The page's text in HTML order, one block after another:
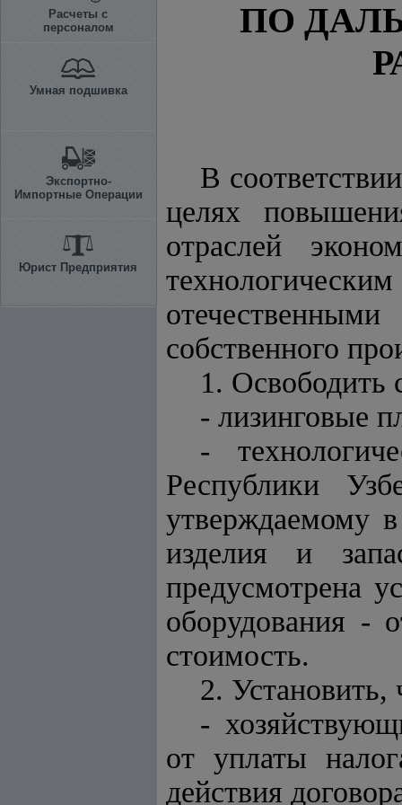
Расчеты с
персоналом
Умная подшивка
Экспортно-
Импортные Операции
Юрист Предприятия
ПО
В
целях
отраслей
собственного
1. Освободить
- лизинговые
-
Республики
утверждаемому
изделия и
предусмотрена
оборудования -
стоимость.
2. Установить,
-
от уплаты
действия